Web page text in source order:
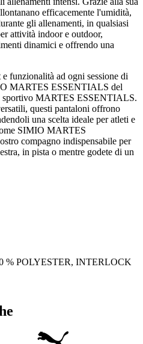
efficacemente l'umidità,
gli allenamenti, in qualsiasi
attività indoor e outdoor,
dinamici e offrendo una
funzionalità ad ogni sessione di
MARTES ESSENTIALS del
sportivo MARTES ESSENTIALS.
questi pantaloni offrono
una scelta ideale per atleti e
SIMIO MARTES
compagno indispensabile per
in pista o mentre godete di un
% POLYESTER, INTERLOCK